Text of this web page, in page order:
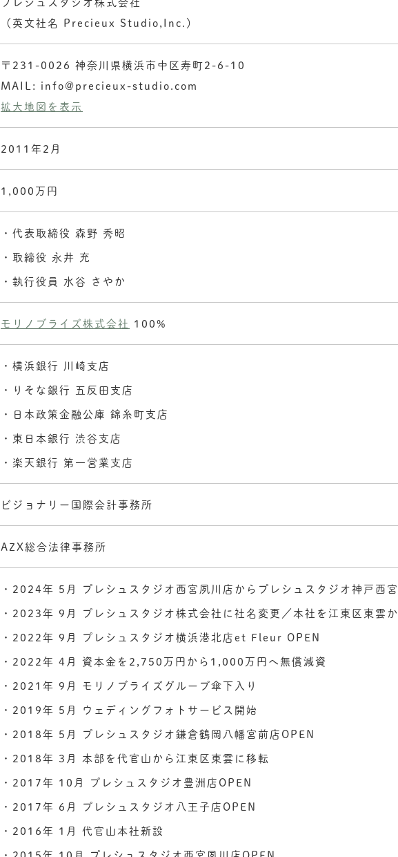
（英文社名 Precieux Studio,Inc.）
〒231-0026 神奈川県横浜市中区寿町2-6-10
MAIL: info@precieux-studio.com
拡大地図を表示
2011年2月
1,000万円
代表取締役 森野 秀昭
取締役 永井 充
執行役員 水谷 さやか
モリノブライズ株式会社 100%
横浜銀行 川崎支店
りそな銀行 五反田支店
日本政策金融公庫 錦糸町支店
東日本銀行 渋谷支店
楽天銀行 第一営業支店
ビジョナリー国際会計事務所
AZX総合法律事務所
2024年 5月 プレシュスタジオ西宮夙川店からプレシュスタジオ神戸西
2023年 9月 プレシュスタジオ株式会社に社名変更／本社を江東区東雲
2022年 9月 プレシュスタジオ横浜港北店et Fleur OPEN
2022年 4月 資本金を2,750万円から1,000万円へ無償減資
2021年 9月 モリノブライズグループ傘下入り
2019年 5月 ウェディングフォトサービス開始
2018年 5月 プレシュスタジオ鎌倉鶴岡八幡宮前店OPEN
2018年 3月 本部を代官山から江東区東雲に移転
2017年 10月 プレシュスタジオ豊洲店OPEN
2017年 6月 プレシュスタジオ八王子店OPEN
2016年 1月 代官山本社新設